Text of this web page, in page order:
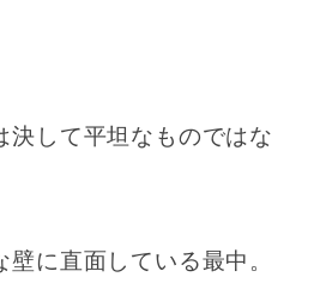
決して平坦なものではな
壁に直面している最中。